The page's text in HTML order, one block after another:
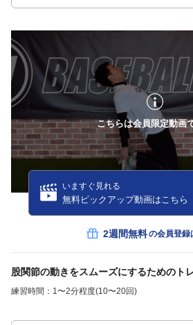
こちらは会員限定動画
いますぐ見れる
無料ピックアップ動画はこちら
2週間無料の会員登録
股関節の動きをスムーズにするためのト
練習時間：1〜2分程度(10〜20回)